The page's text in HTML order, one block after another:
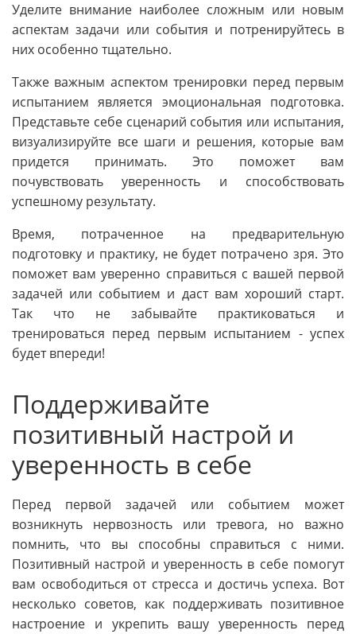
Уделите внимание наиболее сложным или новым
аспектам задачи или события и потренируйтесь в
них особенно тщательно.
Также важным аспектом тренировки перед первым
испытанием является эмоциональная подготовка.
Представьте себе сценарий события или испытания,
визуализируйте все шаги и решения, которые вам
придется принимать. Это поможет вам
почувствовать уверенность и способствовать
успешному результату.
Время, потраченное на предварительную
подготовку и практику, не будет потрачено зря. Это
поможет вам уверенно справиться с вашей первой
задачей или событием и даст вам хороший старт.
Так что не забывайте практиковаться и
тренироваться перед первым испытанием - успех
будет впереди!
Поддерживайте
позитивный настрой и
уверенность в себе
Перед первой задачей или событием может
возникнуть нервозность или тревога, но важно
помнить, что вы способны справиться с ними.
Позитивный настрой и уверенность в себе помогут
вам освободиться от стресса и достичь успеха. Вот
несколько советов, как поддерживать позитивное
настроение и укрепить вашу уверенность перед